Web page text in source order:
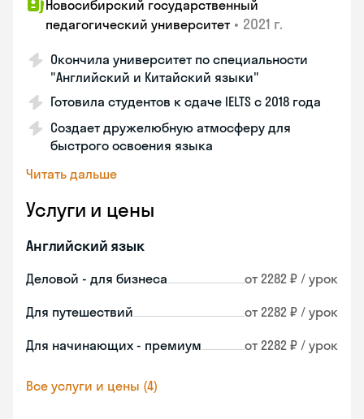
Новосибирский государственный
педагогический университет • 2021 г.
Окончила университет по специальности
"Английский и Китайский языки"
Готовила студентов к сдаче IELTS с 2018 года
Создает дружелюбную атмосферу для
быстрого освоения языка
Читать дальше
Услуги и цены
Английский язык
Деловой - для бизнеса от 2282 ₽ / урок
Для путешествий от 2282 ₽ / урок
Для начинающих - премиум от 2282 ₽ / урок
Все услуги и цены (4)